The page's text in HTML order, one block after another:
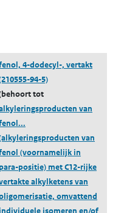
4-dodecyl-, vertakt
94-5)
tot
van
van
(voornamelijk in
para-positie) met C12-rijke
alkylketens van
omvattend
individuele isomeren en/of